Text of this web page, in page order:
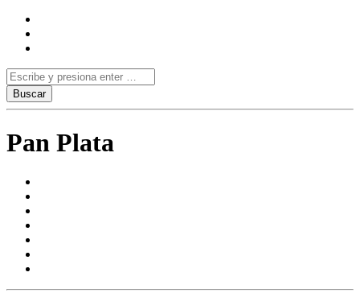
Pan Plata